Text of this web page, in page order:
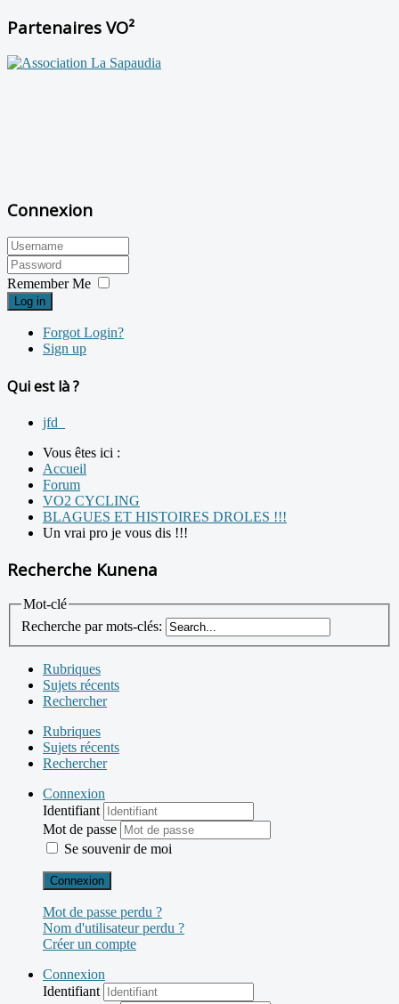
Partenaires VO²
Connexion
Remember Me
Log in
Forgot Login?
Sign up
Qui est là ?
jfd_
Vous êtes ici :
Accueil
Forum
VO2 CYCLING
BLAGUES ET HISTOIRES DROLES !!!
Un vrai pro je vous dis !!!
Recherche Kunena
Mot-clé
Recherche par mots-clés:
Rubriques
Sujets récents
Rechercher
Rubriques
Sujets récents
Rechercher
Connexion
Identifiant
Mot de passe
Se souvenir de moi
Connexion
Mot de passe perdu ?
Nom d'utilisateur perdu ?
Créer un compte
Connexion
Identifiant